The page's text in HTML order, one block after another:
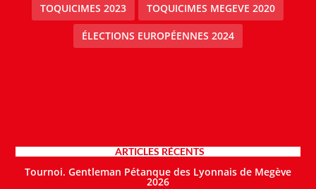
TOQUICIMES 2023 TOQUICIMES MEGEVE 2020
ÉLECTIONS EUROPÉENNES 2024
ARTICLES RÉCENTS
Tournoi. Gentleman Pétanque des Lyonnais de Megève
2026